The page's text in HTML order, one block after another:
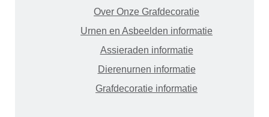
Over Onze Grafdecoratie
Urnen en Asbeelden informatie
Assieraden informatie
Dierenurnen informatie
Grafdecoratie informatie